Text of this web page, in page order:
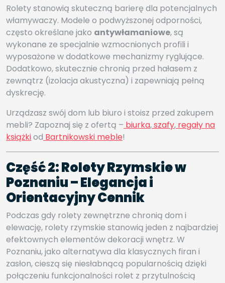
Rolety stanowią skuteczną barierę dla potencjalnych
włamywaczy. Modele o podwyższonej odporności,
często określane jako antywłamaniowe, są
wykonane ze specjalnie wzmocnionych profili i
wyposażone w dodatkowe mechanizmy ryglujące.
Dodatkowo, skutecznie chronią przed hałasem z
zewnątrz (izolacja akustyczna) i zapewniają pełną
dyskrecję.
Urządzasz swój dom lub biuro i stoisz przed zakupem
mebli? Zapoznaj się z ofertą – biurka,szafy, regały na
książkiod Bartnikowski meble!
Część 2: Rolety Rzymskie w
Poznaniu – Elegancja i
Orientacyjny Cennik
Podczas gdy rolety zewnętrzne chronią dom i
elewację, rolety rzymskie stanowią jeden z najbardziej
efektownych elementów dekoracji wnętrz. W
Poznaniu, jako alternatywa dla klasycznych firan i
zasłon, cieszą się niesłabnącą popularnością dzięki
połączeniu funkcjonalności rolet z przytulnością